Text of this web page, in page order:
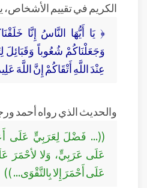
الكريم في تقييم الأشخاص،
﴿ يَا أَيُّهَا النَّاسُ إِنَّا
وَجَعَلْنَاكُمْ شُعُوباً وَقَبَائِلَ
عِنْدَ اللَّهِ أَتْقَاكُمْ إِنَّ اللَّهَ
والحديث الذي رواه أحمد
((... فَضْلَ لِعَرَبِيٍّ عَلَى
عَلَى عَرَبِيٍّ، وَلا لأحْمَرَ
عَلَى أَحْمَرَ إِلا بِالتَّقْوَى... ))